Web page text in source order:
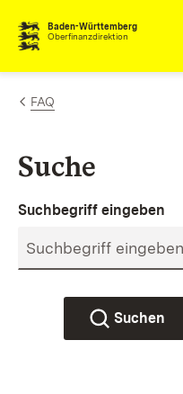
Zum Inhalt springen
Baden-Württemberg
Oberfinanzdirektion
FAQ
Suche
Suchbegriff eingeben
Suchen